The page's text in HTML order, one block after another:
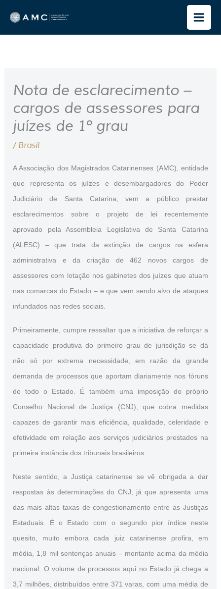
para
o
Nota de esclarecimento –
cargos de assessores para
juízes de 1º grau
/ Brasil
A Associação dos Magistrados Catarinenses (AMC), entidade
que representa os juízes e desembargadores do Poder
Judiciário de Santa Catarina, vem a público prestar
esclarecimentos sobre o projeto de lei recentemente
aprovado pela Assembleia Legislativa de Santa Catarina
(ALESC) – que trata da extinção de cargos na esfera
administrativa e da criação de 462 novos cargos de
assessores com lotação nos gabinetes dos juízes que atuam
nas comarcas do Estado – e que vem sendo alvo de ataques
infundados nas redes sociais.
Primeiramente, cumpre ressaltar que a iniciativa de reforçar a
capacidade produtiva do primeiro grau de jurisdição se dá
não só por extrema necessidade, em razão da grande
demanda de processos que aportam diariamente nos fóruns
de todo o Estado. É também uma imposição do próprio
Conselho Nacional de Justiça (CNJ), que cobra medidas
capazes de garantir mais eficiência, qualidade, celeridade e
efetividade em relação aos serviços judiciários prestados na
primeira instância dos tribunais brasileiros.
Neste sentido, a Justiça catarinense se vê obrigada a dar
respostas às determinações do CNJ, já que apresenta uma
das mais altas taxas de congestionamento entre as Justiças
Estaduais. É o Estado com o segundo pior índice neste
quesito, muito embora cada juiz catarinense profira, em
média, 1,8 mil sentenças anuais – montante acima da média
nacional. O volume de processos aqui no Estado já chega a
3,7 milhões, distribuídos entre 371 varas, com uma média de